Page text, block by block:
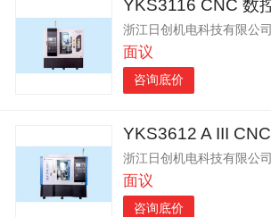
浙江日创机电科技有限公司
面议
咨询底价
浙江日创机电科技有限公司
面议
咨询底价